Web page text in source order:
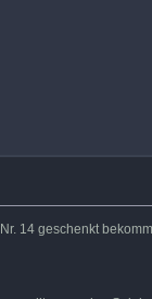
14 geschenkt